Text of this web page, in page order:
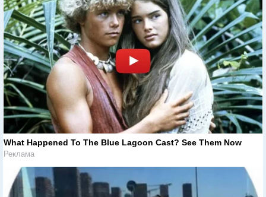
What Happened To The Blue Lagoon Cast? See Them Now
Реклама